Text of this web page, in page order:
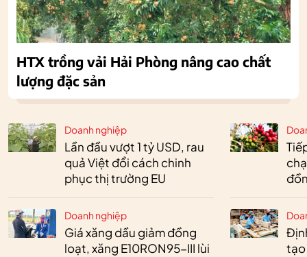
Doanh nghiệp
Lần đầu vượt 1 tỷ USD, rau
quả Việt đổi cách chinh
phục thị trường EU
Doanh nghiệp
Giá xăng dầu giảm đồng
loạt, xăng E10RON95-III lùi
tạo
HTX trồng vải Hải Phòng nâng cao chất
lượng đặc sản